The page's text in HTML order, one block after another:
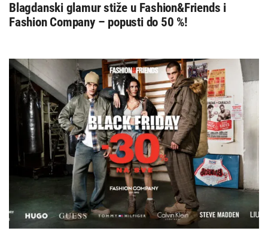
Blagdanski glamur stiže u Fashion&Friends i
Fashion Company – popusti do 50 %!